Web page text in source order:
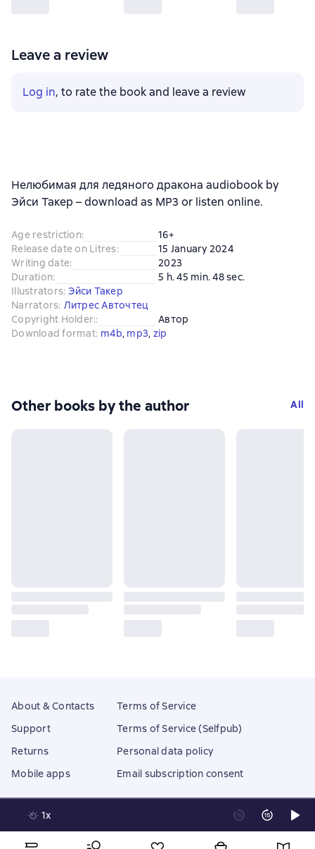
Leave a review
Log in, to rate the book and leave a review
Нелюбимая для ледяного дракона audiobook by
Эйси Такер – download as MP3 or listen online.
Age restriction:
16+
Release date on Litres:
15 January 2024
Writing date:
2023
Duration:
5 h. 45 min. 48 sec.
Illustrators: Эйси Такер
Narrators: Литрес Авточтец
Copyright Holder::
Автор
Download format: m4b, mp3, zip
Other books by the author All
1x
About & Contacts
Support
Returns
Mobile apps
Terms of Service
Terms of Service (Selfpub)
Personal data policy
Email subscription consent
18 Mallow street co. Limerick, Ireland